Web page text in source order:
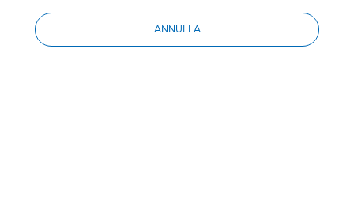
MIELE - Lavastoviglie G 7293 SCVI Classe A 14 coperti
ANNULLA